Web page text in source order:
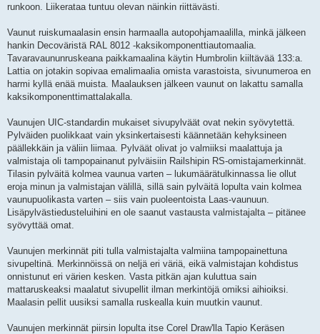
runkoon. Liikerataa tuntuu olevan näinkin riittävästi.
Vaunut ruiskumaalasin ensin harmaalla autopohjamaalilla, minkä jälkeen
hankin Decoväristä RAL 8012 -kaksikomponenttiautomaalia.
Tavaravaununruskeana paikkamaalina käytin Humbrolin kiiltävää 133:a.
Lattia on jotakin sopivaa emalimaalia omista varastoista, sivunumeroa en
harmi kyllä enää muista. Maalauksen jälkeen vaunut on lakattu samalla
kaksikomponenttimattalakalla.
Vaunujen UIC-standardin mukaiset sivupylväät ovat nekin syövytettä.
Pylväiden puolikkaat vain yksinkertaisesti käännetään kehyksineen
päällekkäin ja väliin liimaa. Pylväät olivat jo valmiiksi maalattuja ja
valmistaja oli tampopainanut pylväisiin Railshipin RS-omistajamerkinnät.
Tilasin pylväitä kolmea vaunua varten – lukumäärätulkinnassa lie ollut
eroja minun ja valmistajan välillä, sillä sain pylväitä lopulta vain kolmea
vaunupuolikasta varten – siis vain puoleentoista Laas-vaunuun.
Lisäpylvästiedusteluihini en ole saanut vastausta valmistajalta – pitänee
syövyttää omat.
Vaunujen merkinnät piti tulla valmistajalta valmiina tampopainettuna
sivupeltinä. Merkinnöissä on neljä eri väriä, eikä valmistajan kohdistus
onnistunut eri värien kesken. Vasta pitkän ajan kuluttua sain
mattaruskeaksi maalatut sivupellit ilman merkintöjä omiksi aihioiksi.
Maalasin pellit uusiksi samalla ruskealla kuin muutkin vaunut.
Vaunujen merkinnät piirsin lopulta itse Corel Draw'lla Tapio Keräsen